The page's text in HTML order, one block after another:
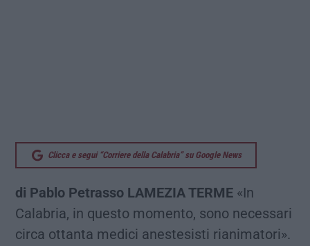
Clicca e segui “Corriere della Calabria” su Google News
di Pablo Petrasso LAMEZIA TERME «In
Calabria, in questo momento, sono necessari
circa ottanta medici anestesisti rianimatori».